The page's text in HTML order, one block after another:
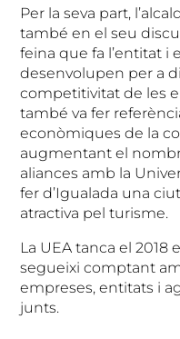
Per la seva part,
també en el seu
feina que fa l’entitat i
desenvolupen per a
competitivitat de les
també va fer
econòmiques de la
augmentant el
aliances amb la
fer d’Igualada una
atractiva pel turisme.
La UEA tanca el 2018
segueixi comptant
empreses, entitats i
junts.